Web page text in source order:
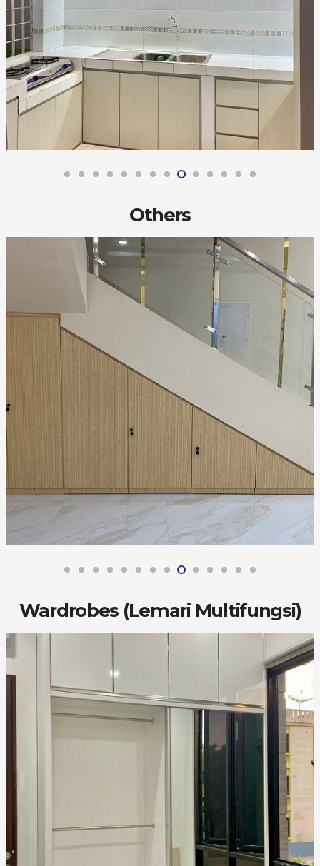
Others
Wardrobes (Lemari Multifungsi)